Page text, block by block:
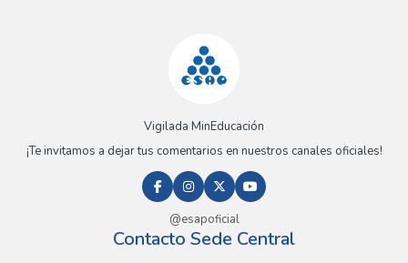
Vigilada MinEducación
¡Te invitamos a dejar tus comentarios en nuestros canales oficiales!
@esapoficial
Contacto Sede Central